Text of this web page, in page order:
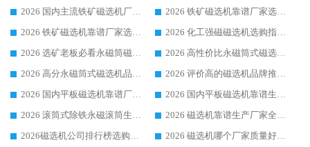
2026 国内主流铁矿磁选机厂家选购指南|行业口碑好品牌推荐，领域强者华体会手机网页版-华体会(中国)
2026 铁矿磁选机靠谱厂家选购全攻略 行业标杆华体会手机网页版-华体会(中国) 设备性价比出众
2026 铁矿磁选机靠谱厂家选购指南，领域强者华体会手机网页版-华体会(中国) 铁矿磁选机性价比高
2026 化工强磁磁选机选购指南 5 家行业口碑靠谱厂家领域强者推荐
2026 选矿老板必看永磁筒磁选机推荐 行业头部品牌口碑设备选购全攻略
2026 高性价比永磁筒式磁选机品牌盘点 行业强者口碑实测选购完整指南
2026 高分永磁筒式磁选机品牌推荐 选矿设备强者对比测评采购避坑全攻略
2026 评价高的磁选机品牌推荐选购指南，永磁筒式磁选机设备领域强者全景行业口碑解析
2026 国内平板磁选机靠谱厂家排名 行业实测口碑设备按需选购全指南
2026 国内平板磁选机靠谱生产厂家推荐排名|行业口碑选购指南，领域强者按需选设备
2026 滚筒式除铁永磁滚筒生产厂家推荐排名|行业口碑选购指南，领域强者源头厂商精选
2026 磁选机靠谱生产厂家全梳理 分场景选型行业头部品牌选购参考攻略
2026磁选机公司排行榜选购指南|正规源头厂家推荐，领域强者高性价比靠谱信赖品牌
2026 磁选机哪个厂家质量好？十大靠谱磁电企业排名选购指南